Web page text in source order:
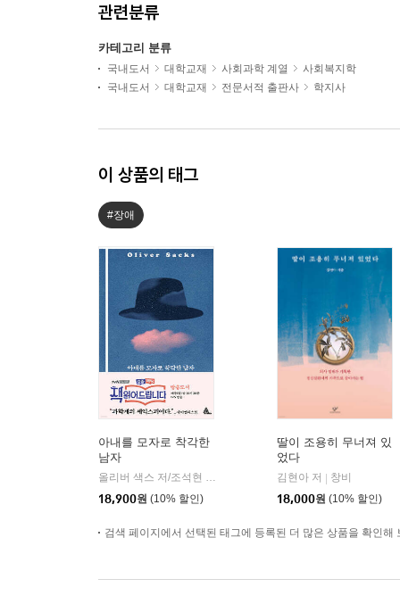
관련분류
카테고리 분류
국내도서 대학교재 사회과학 계열
사회복지학
국내도서
대학교재 전문서적 출판사 학지사
이 상품의 태그
#장애
아내를 모자로 착각한
남자
올리버 색스 저/조석현 역
18,900원 (10% 할인)
딸이 조용히 무너져 있
었다
김현아 저
창비
18,000원 (10% 할인)
검색 페이지에서 선택된 태그에 등록된 더 많은 상품을 확인해